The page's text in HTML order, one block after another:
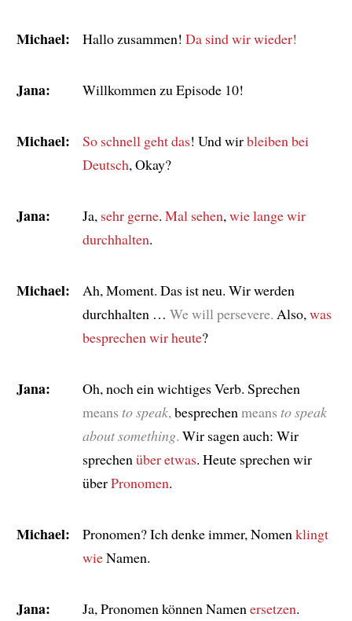
Michael: Hallo zusammen! Da sind wir wieder!
Jana: Willkommen zu Episode 10!
Michael: So schnell geht das! Und wirbleiben bei
Deutsch, Okay?
Jana: Ja, sehr gerne. Mal sehen,wie lange wir
durchhalten.
Michael:
Ah, Moment. Das ist neu. Wir werden
durchhalten … We will persevere. Also,was
besprechen wir heute?
Jana:
Oh, noch ein wichtiges Verb. Sprechen
means to speak,besprechenmeans to speak
about something. Wir sagen auch: Wir
sprechenüber etwas. Heute sprechen wir
überPronomen.
Michael: Pronomen? Ich denke immer, Nomenklingt
wieNamen.
Jana: Ja, Pronomen können Namenersetzen.